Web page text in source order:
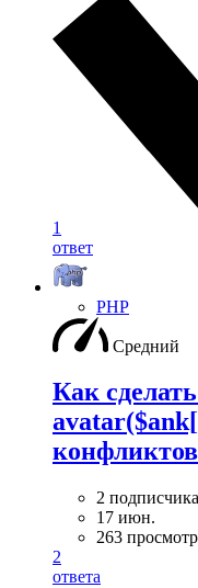
1
ответ
PHP
Средний
Как
2 подписчика
17 июн.
263
2
ответа